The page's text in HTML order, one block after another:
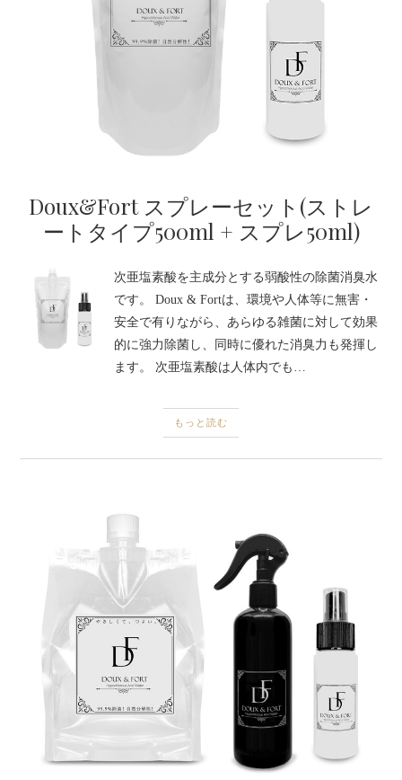
Doux&Fort スプレーセット(ストレ
ートタイプ500ml + スプレ50ml)
次亜塩素酸を主成分とする弱酸性の除菌消臭水
です。 Doux & Fortは、環境や人体等に無害・
安全で有りながら、あらゆる雑菌に対して効果
的に強力除菌し、同時に優れた消臭力も発揮し
ます。 次亜塩素酸は人体内でも…
もっと読む